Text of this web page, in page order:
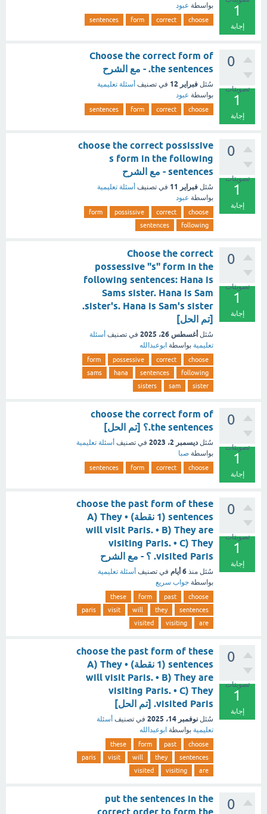
1
إجابة
بواسطة عبود
choose
correct
form
sentences
0
تصويتات
1
إجابة
Choose the correct form of
the sentences. - مع الشرح
سُئل فبراير 12 في تصنيف أسئلة تعليمية
بواسطة عبود
choose
correct
form
sentences
0
تصويتات
1
إجابة
choose the correct possissive
s form in the following
sentences - مع الشرح
سُئل فبراير 11 في تصنيف أسئلة تعليمية
بواسطة عبود
choose
correct
possissive
form
following
sentences
0
تصويتات
1
إجابة
Choose the correct
possessive "s" form in the
following sentences: Hana is
Sams sister. Hana is Sam
sister's. Hana is Sam's sister.
[تم الحل]
سُئل أغسطس 26، 2025 في تصنيف أسئلة
تعليمية بواسطة ابوعبدالله
choose
correct
possessive
form
following
sentences
hana
sams
sister
sam
sisters
0
تصويتات
1
إجابة
choose the correct form of
the sentences.؟ [تم الحل]
سُئل ديسمبر 2، 2023 في تصنيف أسئلة تعليمية
بواسطة صبا
choose
correct
form
sentences
0
تصويتات
1
إجابة
choose the past form of these
sentences (1 نقطة) • A) They
will visit Paris. • B) They are
visiting Paris. • C) They
visited Paris. ؟ - مع الشرح
سُئل منذ 6 أيام في تصنيف أسئلة تعليمية
بواسطة جواب سريع
choose
past
form
these
sentences
they
will
visit
paris
are
visiting
visited
0
تصويتات
1
إجابة
choose the past form of these
sentences (1 نقطة) • A) They
will visit Paris. • B) They are
visiting Paris. • C) They
visited Paris. [تم الحل]
سُئل نوفمبر 14، 2025 في تصنيف أسئلة
تعليمية بواسطة ابوعبدالله
choose
past
form
these
sentences
they
will
visit
paris
are
visiting
visited
0
put the sentences in the